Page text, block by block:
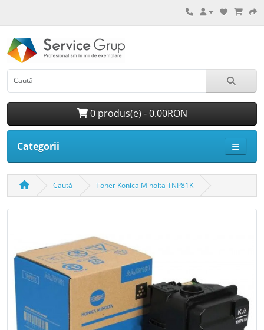
0 produs(e) - 0.00RON
Categorii
Caută Toner Konica Minolta TNP81K